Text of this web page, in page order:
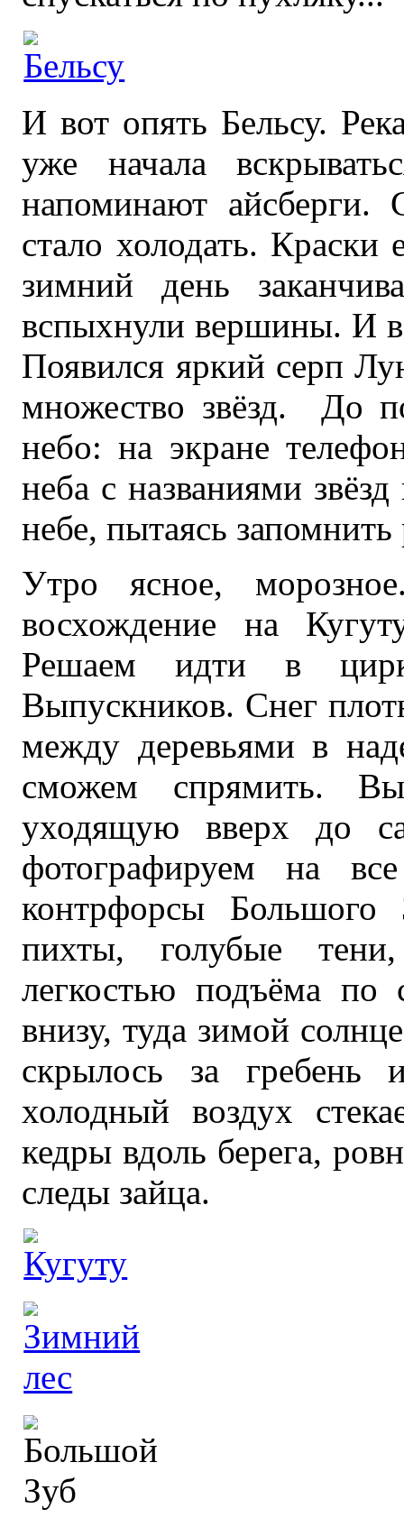
И вот опять Бельсу.
уже начала
напоминают айсберги.
стало холодать.
зимний день
вспыхнули вершины. И
Появился яркий серп
множество звёзд. До
небо: на экране
неба с названиями
небе, пытаясь запомнить
Утро ясное,
восхождение на
Решаем идти в
Выпускников. Снег
между деревьями в
сможем спрямить.
уходящую вверх до
фотографируем на
контрфорсы
пихты, голубые
легкостью подъёма
внизу, туда зимой
скрылось за гребень
холодный воздух
кедры вдоль берега,
следы зайца.